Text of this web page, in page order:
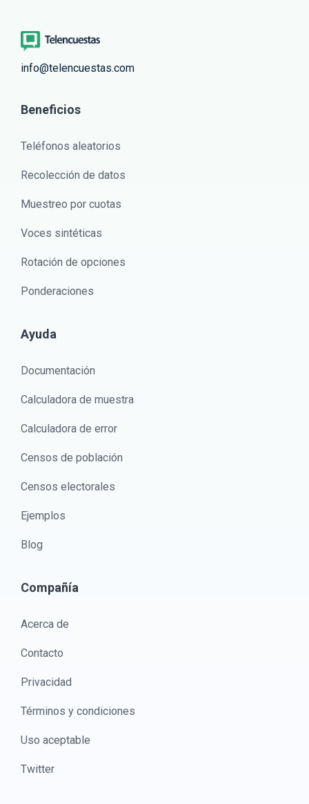
info@telencuestas.com
Beneficios
Teléfonos aleatorios
Recolección de datos
Muestreo por cuotas
Voces sintéticas
Rotación de opciones
Ponderaciones
Ayuda
Documentación
Calculadora de muestra
Calculadora de error
Censos de población
Censos electorales
Ejemplos
Blog
Compañía
Acerca de
Contacto
Privacidad
Términos y condiciones
Uso aceptable
Twitter